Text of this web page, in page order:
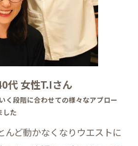
代 女性T.Iさん
く段階に合わせての様々なアプロー
した
んど動かなくなりウエストに